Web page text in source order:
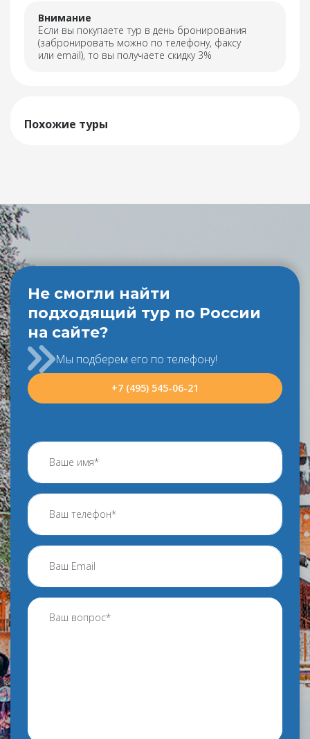
Внимание
Если вы покупаете тур в день бронирования
(забронировать можно по телефону, факсу
или email), то вы получаете скидку 3%
Похожие туры
Не смогли найти
подходящий тур по России
на сайте?
Мы подберем его по телефону!
+7 (495) 545-06-21